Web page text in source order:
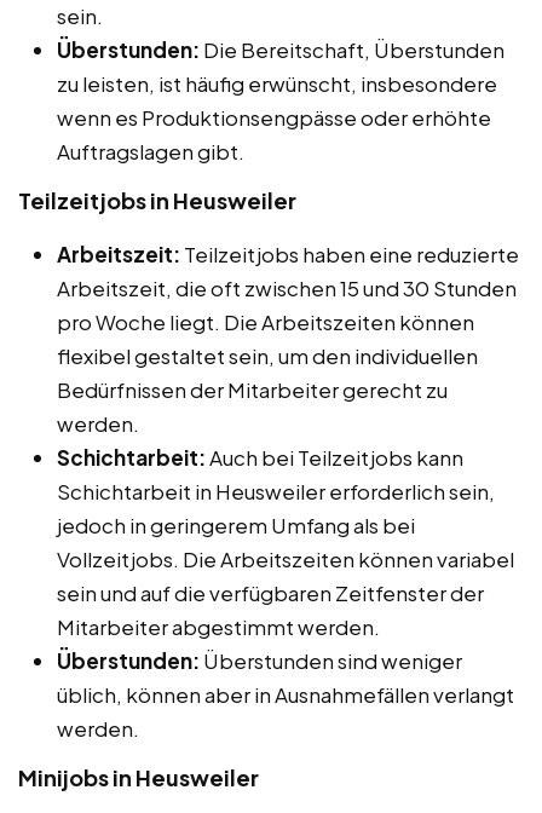
sein.
Überstunden: Die Bereitschaft, Überstunden
zu leisten, ist häufig erwünscht, insbesondere
wenn es Produktionsengpässe oder erhöhte
Auftragslagen gibt.
Teilzeitjobs in Heusweiler
Arbeitszeit: Teilzeitjobs haben eine reduzierte
Arbeitszeit, die oft zwischen 15 und 30 Stunden
pro Woche liegt. Die Arbeitszeiten können
flexibel gestaltet sein, um den individuellen
Bedürfnissen der Mitarbeiter gerecht zu
werden.
Schichtarbeit:Auch bei Teilzeitjobs kann
Schichtarbeit in Heusweiler erforderlich sein,
jedoch in geringerem Umfang als bei
Vollzeitjobs. Die Arbeitszeiten können variabel
sein und auf die verfügbaren Zeitfenster der
Mitarbeiter abgestimmt werden.
Überstunden: Überstunden sind weniger
üblich, können aber in Ausnahmefällen verlangt
werden.
Minijobs in Heusweiler